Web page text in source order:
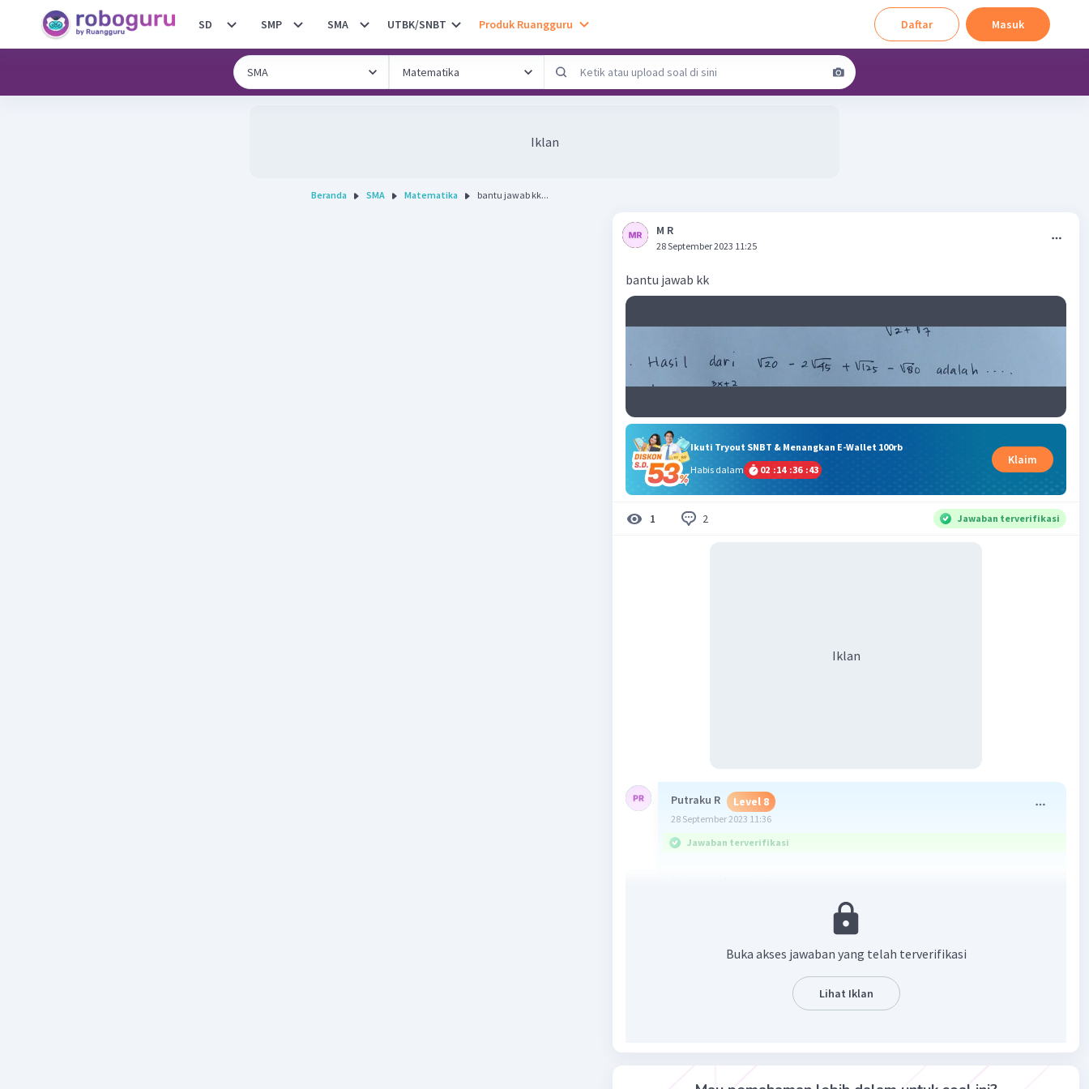
SD SMP SMA UTBK/SNBT Produk Ruangguru Daftar Masuk
Iklan
Beranda SMA Matematika bantu jawab kk...
M R
28 September 2023 11:25
bantu jawab kk
Ikuti Tryout SNBT & Menangkan E-Wallet 100rb
Habis dalam
02 :14 :36 :43
Klaim
1 2 Jawaban terverifikasi
Iklan
Putraku R Level 8
28 September 2023 11:36
Jawaban terverifikasi
= √(4 × 5) - 2√(9 × 5) + √(25 × 5) - √(16 × 5)
= 2√5 - 6√5 + 5√5 - 4√5
Community
Buka akses jawaban yang telah terverifikasi
Lihat Iklan